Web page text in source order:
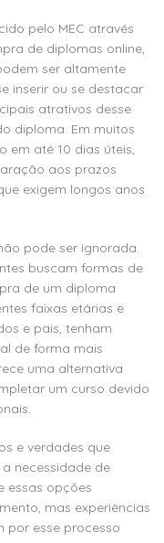
pelo MEC através
de diplomas online,
ser altamente
inserir ou se destacar
atrativos desse
diploma. Em muitos
em até 10 dias úteis,
aos prazos
exigem longos anos
pode ser ignorada.
buscam formas de
de um diploma
faixas etárias e
e pais, tenham
de forma mais
uma alternativa
um curso devido
e verdades que
necessidade de
essas opções
mas experiências
por esse processo